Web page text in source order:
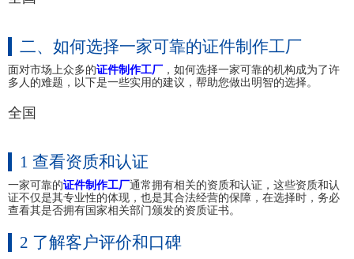
二、如何选择一家可靠的证件制作工厂
面对市场上众多的证件制作工厂 ，如何选择一家可靠的机构成为了许
多人的难题，以下是一些实用的建议，帮助您做出明智的选择。
全国
1 查看资质和认证
一家可靠的证件制作工厂通常拥有相关的资质和认证，这些资质和认
证不仅是其专业性的体现，也是其合法经营的保障，在选择时，务必
查看其是否拥有国家相关部门颁发的资质证书。
2 了解客户评价和口碑